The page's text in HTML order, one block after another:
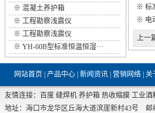
※ 混凝土养护箱
※ 工程勘察浅震仪
※ 工程勘察浅震仪
※ YH-60B型标准恒温恒湿···
※ 标
※ 电
上一
网站首页 产品中心 新闻资讯 营销网络 关
友情连接： 百度 缝焊机 养护箱 热收缩膜 工业酒
地址：海口市龙华区丘海大道滨崖新村43号 邮